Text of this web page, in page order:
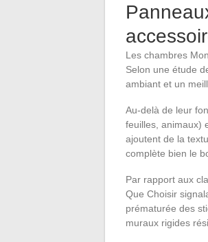
Les chambres
Selon une étude
ambiant et un
Au-delà de leur
feuilles, animaux)
ajoutent de la
complète bien le
Par rapport aux
Que Choisir
prématurée des
muraux rigides